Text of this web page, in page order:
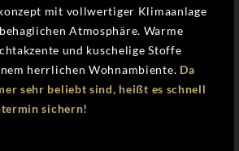
mit vollwertiger Klimaanlage
Atmosphäre. Warme
und kuschelige Stoffe
herrlichen Wohnambiente. Da
sehr beliebt sind, heißt es schnell
sichern!